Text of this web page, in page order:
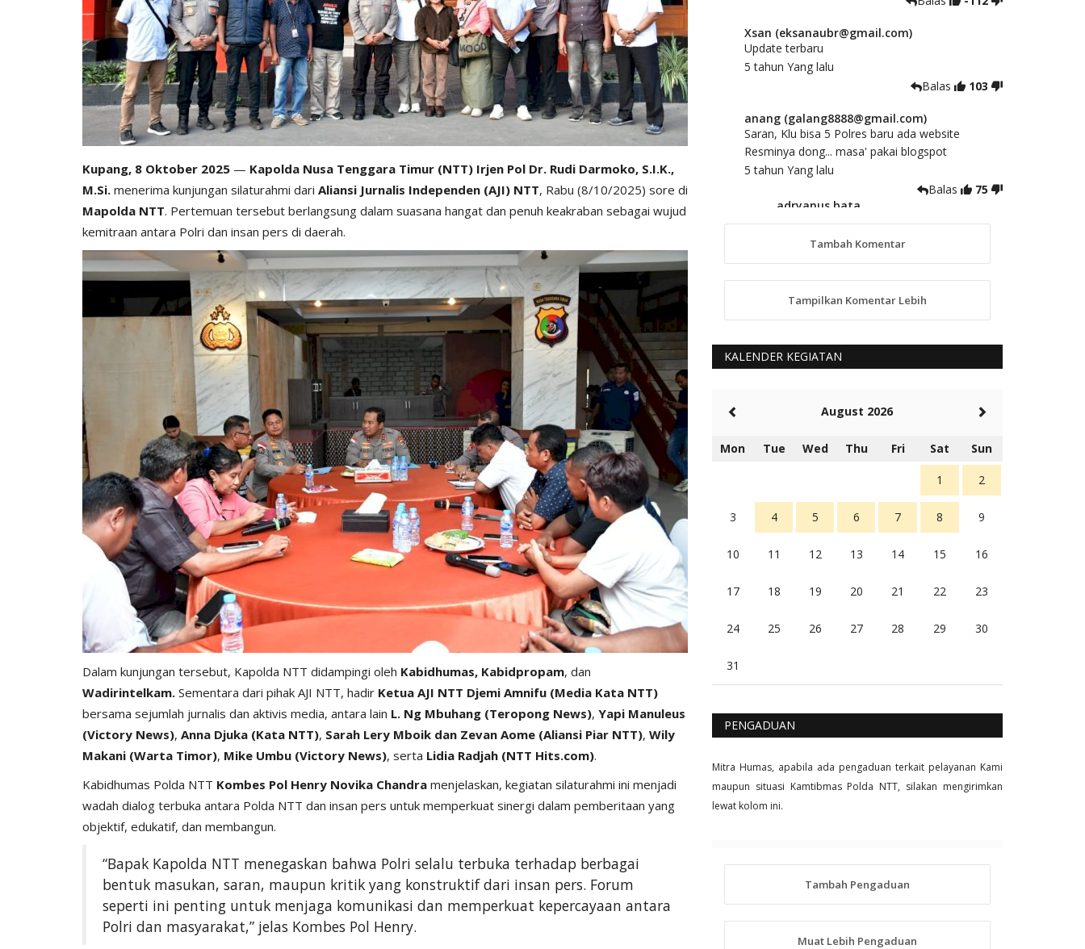
Kupang, 8 Oktober 2025 — Kapolda Nusa Tenggara Timur (NTT) Irjen Pol Dr. Rudi Darmoko, S.I.K.,
M.Si. menerima kunjungan silaturahmi dari Aliansi Jurnalis Independen (AJI) NTT, Rabu (8/10/2025) sore di
Mapolda NTT. Pertemuan tersebut berlangsung dalam suasana hangat dan penuh keakraban sebagai wujud
kemitraan antara Polri dan insan pers di daerah.
Dalam kunjungan tersebut, Kapolda NTT didampingi oleh Kabidhumas, Kabidpropam, dan
Wadirintelkam. Sementara dari pihak AJI NTT, hadir Ketua AJI NTT Djemi Amnifu (Media Kata NTT)
bersama sejumlah jurnalis dan aktivis media, antara lain L. Ng Mbuhang (Teropong News), Yapi Manuleus
(Victory News), Anna Djuka (Kata NTT), Sarah Lery Mboik dan Zevan Aome (Aliansi Piar NTT), Wily
Makani (Warta Timor), Mike Umbu (Victory News), serta Lidia Radjah (NTT Hits.com).
Kabidhumas Polda NTT Kombes Pol Henry Novika Chandra menjelaskan, kegiatan silaturahmi ini menjadi
wadah dialog terbuka antara Polda NTT dan insan pers untuk memperkuat sinergi dalam pemberitaan yang
objektif, edukatif, dan membangun.
“Bapak Kapolda NTT menegaskan bahwa Polri selalu terbuka terhadap berbagai
bentuk masukan, saran, maupun kritik yang konstruktif dari insan pers. Forum
seperti ini penting untuk menjaga komunikasi dan memperkuat kepercayaan antara
Polri dan masyarakat,” jelas Kombes Pol Henry.
Xsan (eksanaubr@gmail.com)
Update terbaru
5 tahun Yang lalu
Balas
103
anang (galang8888@gmail.com)
Saran, Klu bisa 5 Polres baru ada website
Resminya dong... masa' pakai blogspot
5 tahun Yang lalu
Balas
75
adryanus bata
kami tindaklanjuti
5 tahun Yang lalu
88
anggy (anakkaos@gmail.com)
Sumba Barat Aman, Trmksih Pak Polisi
5 tahun Yang lalu
Rambu (rambu03@gmail.com)
5 tahun Yang lalu
Balas
16
Tambah Komentar
Tampilkan Komentar Lebih
KALENDER KEGIATAN
August 2026
Mon Tue Wed Thu Fri Sat Sun
1 2
3 4 5 6 7 8 9
10 11 12 13 14 15 16
17 18 19 20 21 22 23
24 25 26 27 28 29 30
31
PENGADUAN
Mitra Humas, apabila ada pengaduan terkait pelayanan Kami
maupun situasi Kamtibmas Polda NTT, silakan mengirimkan
lewat kolom ini.
Tambah Pengaduan
Muat Lebih Pengaduan